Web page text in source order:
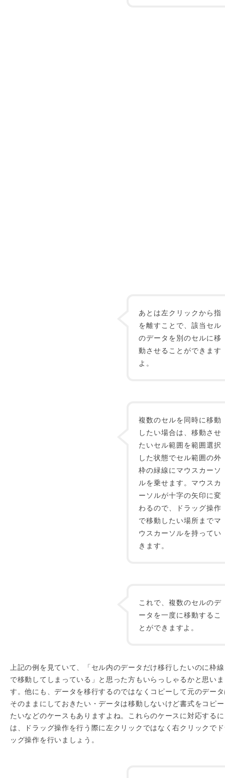
あとは左クリックから指
を離すことで、該当セル
のデータを別のセルに移
動させることができます
よ。
複数のセルを同時に移動
したい場合は、移動させ
たいセル範囲を範囲選択
した状態でセル範囲の外
枠の緑線にマウスカーソ
ルを乗せます。マウスカ
ーソルが十字の矢印に変
わるので、ドラッグ操作
で移動したい場所までマ
ウスカーソルを持ってい
きます。
これで、複数のセルのデ
ータを一度に移動するこ
とができますよ。
上記の例を見ていて、「セル内のデータだけ移行したいのに枠
で移動してしまっている」と思った方もいらっしゃるかと思いま
す。他にも、データを移行するのではなくコピーして元のデー
そのままにしておきたい・データは移動しないけど書式をコピ
たいなどのケースもありますよね。これらのケースに対応するに
は、ドラッグ操作を行う際に左クリックではなく右クリックで
ッグ操作を行いましょう。